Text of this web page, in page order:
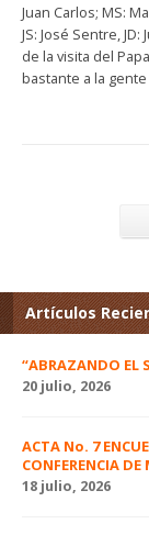
Juan Carlos; MS:
JS: José Sentre,
de la visita del
bastante a la
Artículos
“ABRAZANDO EL
20 julio, 2026
ACTA No. 7
CONFERENCIA
18 julio, 2026